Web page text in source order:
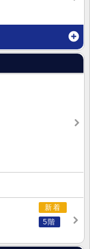
新着
5階